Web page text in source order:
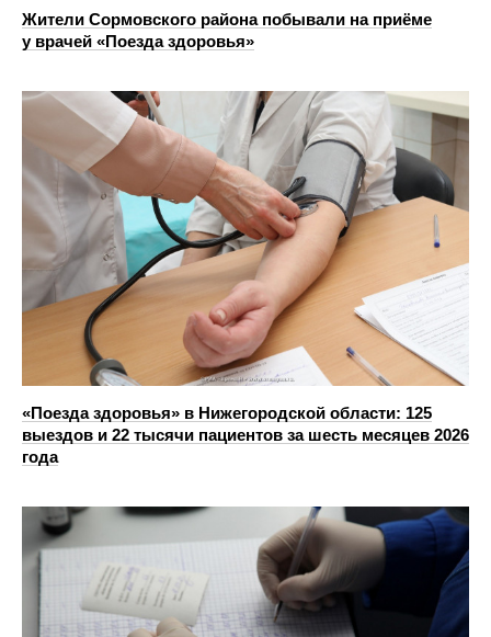
Жители Сормовского района побывали на приёме
у врачей «Поезда здоровья»
«Поезда здоровья» в Нижегородской области: 125
выездов и 22 тысячи пациентов за шесть месяцев 2026
года